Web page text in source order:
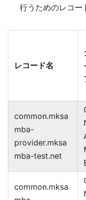
行うためのレコー
レコード名
common.mksa
mba-
provider.mksa
mba-test.net
common.mksa